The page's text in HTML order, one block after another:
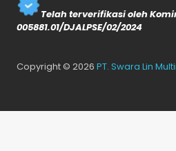
Telah terverifikasi oleh
005881.01/DJALPSE/02/2024
Copyright © 2026 PT. Swara Lin